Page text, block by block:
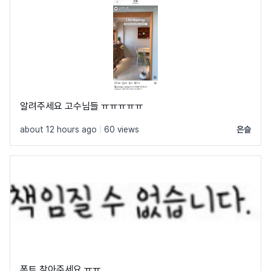
알려주세요 고수님들 ㅠㅠㅠㅠㅠ
about 12 hours ago 60 views 은슬